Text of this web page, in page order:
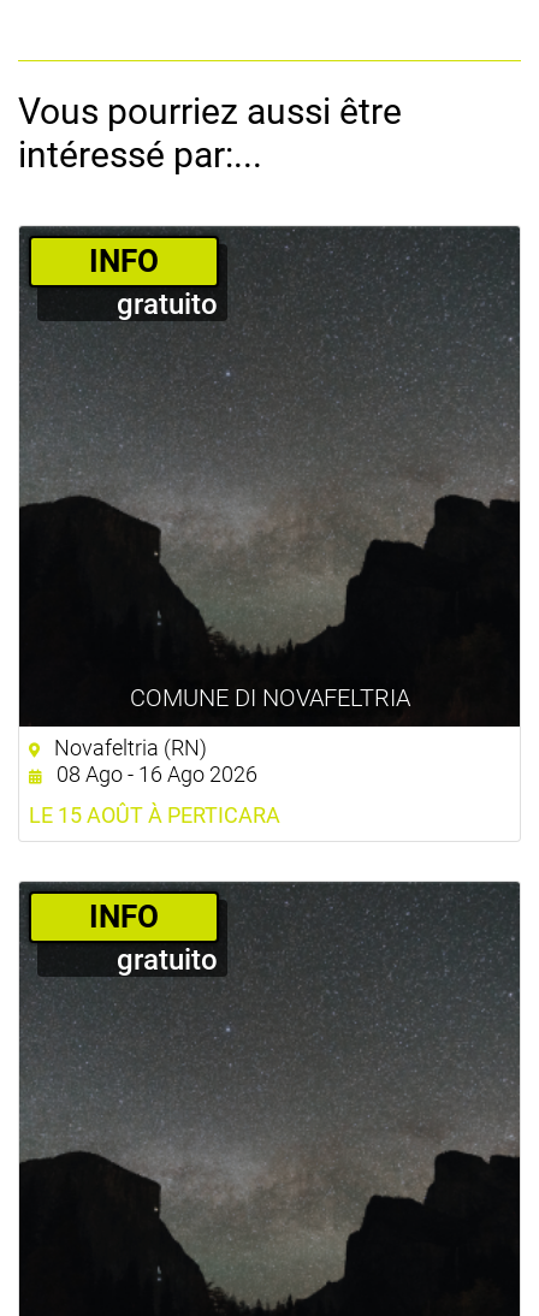
Vous pourriez aussi être
intéressé par:...
COMUNE DI NOVAFELTRIA
­INFO
gratuito
Novafeltria (RN)
08 Ago - 16 Ago 2026
LE 15 AOÛT À PERTICARA
­INFO
gratuito